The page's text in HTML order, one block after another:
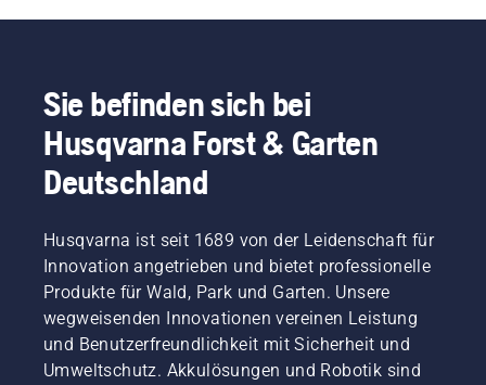
Sie befinden sich bei
Husqvarna Forst & Garten
Deutschland
Husqvarna ist seit 1689 von der Leidenschaft für
Innovation angetrieben und bietet professionelle
Produkte für Wald, Park und Garten. Unsere
wegweisenden Innovationen vereinen Leistung
und Benutzerfreundlichkeit mit Sicherheit und
Umweltschutz. Akkulösungen und Robotik sind